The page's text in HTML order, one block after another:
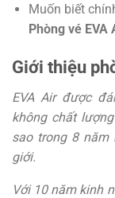
Muốn biết
Phòng vé EVA
Giới thiệu
EVA Air được
không chất
sao trong 8
giới.
Với 10 năm kinh